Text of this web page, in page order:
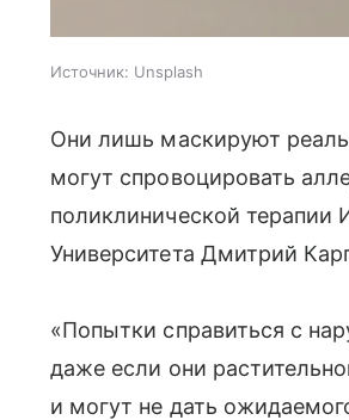
Источник: Unsplash
Они лишь маскируют
могут спровоцировать
поликлинической терапии
Университета Дмитрий
«Попытки справиться с
даже если они
и могут не дать